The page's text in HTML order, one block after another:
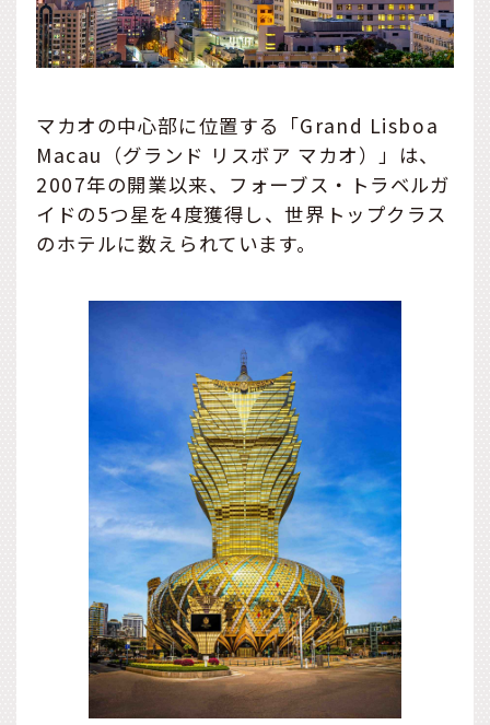
マカオの中心部に位置する「Grand Lisboa
Macau（グランド リスボア マカオ）」は、
2007年の開業以来、フォーブス・トラベルガ
イドの5つ星を4度獲得し、世界トップクラス
のホテルに数えられています。